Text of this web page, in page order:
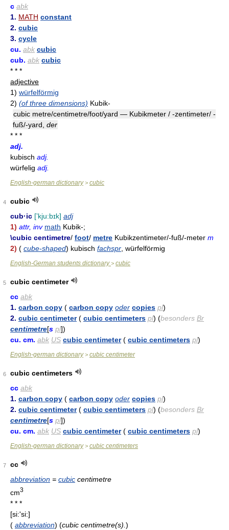
c abk
1. MATH constant
2. cubic
3. cycle
cu. abk cubic
cub. abk cubic
* * *
adjective
1) würfelförmig
2) (of three dimensions) Kubik-
cubic metre/centimetre/foot/yard — Kubikmeter / -zentimeter/ -
fuß/-yard, der
* * *
adj.
kubisch adj.
würfelig adj.
English-german dictionary> cubic
4
cubic
cub·ic [ʼkju:bɪk] adj
1) attr, inv math Kubik-;
\cubic centimetre/ foot/ metre Kubikzentimeter/-fuß/-meter m
2) ( cube-shaped) kubisch fachspr , würfelförmig
English-German students dictionary> cubic
5
cubic centimeter
cc abk
1. carbon copy ( carbon copy oder copies pl)
2. cubic centimeter( cubic centimeters pl) (besonders Br
centimetre[s pl])
cu. cm. abk US cubic centimeter( cubic centimeters pl)
English-german dictionary> cubic centimeter
6
cubic centimeters
cc abk
1. carbon copy ( carbon copy oder copies pl)
2. cubic centimeter( cubic centimeters pl) (besonders Br
centimetre[s pl])
cu. cm. abk US cubic centimeter( cubic centimeters pl)
English-german dictionary> cubic centimeters
7
cc
abbreviation = cubic centimetre
cm3
* * *
[si:'si:]
( abbreviation) (cubic centimetre(s).)